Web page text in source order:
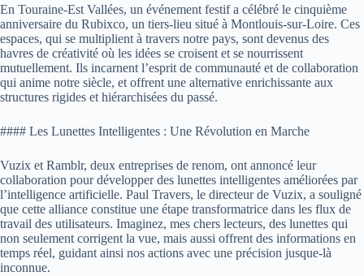
En Touraine-Est Vallées, un événement festif a célébré le cinquième
anniversaire du Rubixco, un tiers-lieu situé à Montlouis-sur-Loire. Ces
espaces, qui se multiplient à travers notre pays, sont devenus des
havres de créativité où les idées se croisent et se nourrissent
mutuellement. Ils incarnent l’esprit de communauté et de collaboration
qui anime notre siècle, et offrent une alternative enrichissante aux
structures rigides et hiérarchisées du passé.
#### Les Lunettes Intelligentes : Une Révolution en Marche
Vuzix et Ramblr, deux entreprises de renom, ont annoncé leur
collaboration pour développer des lunettes intelligentes améliorées par
l’intelligence artificielle. Paul Travers, le directeur de Vuzix, a souligné
que cette alliance constitue une étape transformatrice dans les flux de
travail des utilisateurs. Imaginez, mes chers lecteurs, des lunettes qui
non seulement corrigent la vue, mais aussi offrent des informations en
temps réel, guidant ainsi nos actions avec une précision jusque-là
inconnue.